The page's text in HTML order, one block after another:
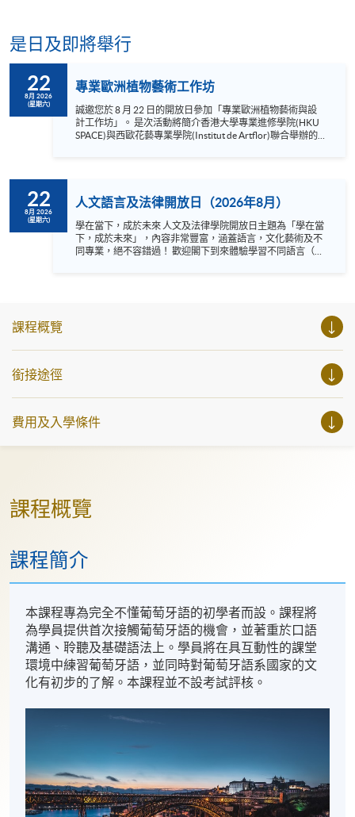
是日及即將舉行
22
8月 2026
(星期六)
專業歐洲植物藝術工作坊
誠邀您於 8 月 22 日的開放日參加「專業歐洲植物藝術與設
計工作坊」。 是次活動將簡介香港大學專業進修學院(HKU
SPACE)與西歐花藝專業學院(Institut de Artflor)聯合舉辦的
閒美術工作坊，而是一節結構嚴謹的體驗課程，旨在讓您具
體了解及親身體驗文憑級別的植物藝術專業培訓。工作坊名
額有限，請立即報名。 語言 ：粵語、輔以英語 Instagram:
https://www.instagram.com/european_hkuspace/ Facebook:
https://www.facebook.com/hkuspace.european YouTube:
22
8月 2026
(星期六)
人文語言及法律開放日（2026年8月）
學在當下，成於未來 人文及法律學院開放日主題為「學在當
下，成於未來」，內容非常豐富，涵蓋語言，文化藝術及不
同專業，絕不容錯過！ 歡迎閣下到來體驗學習不同語言（包
坊、體驗課堂和豐富資訊講座。萬勿錯過是次活動，記得把
圖！
課程概覽
銜接途徑
費用及入學條件
課程概覽
課程簡介
本課程專為完全不懂葡萄牙語的初學者而設。課程將
為學員提供首次接觸葡萄牙語的機會，並著重於口語
溝通、聆聽及基礎語法上。學員將在具互動性的課堂
環境中練習葡萄牙語，並同時對葡萄牙語系國家的文
化有初步的了解。本課程並不設考試評核。